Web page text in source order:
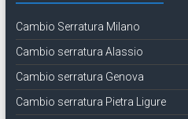
Cambio Serratura Milano
Cambio serratura Alassio
Cambio serratura Genova
Cambio serratura Pietra Ligure